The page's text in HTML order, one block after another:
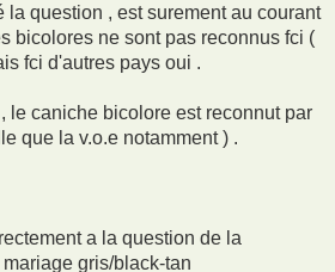
la question , est surement au courant
bicolores ne sont pas reconnus fci (
fci d'autres pays oui .
le caniche bicolore est reconnut par
que la v.o.e notamment ) .
a la question de la
gris/black-tan